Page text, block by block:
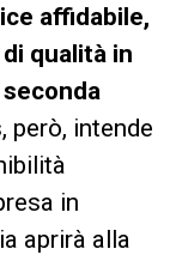
affidabile,
qualità in
però, intende
in
aprirà alla